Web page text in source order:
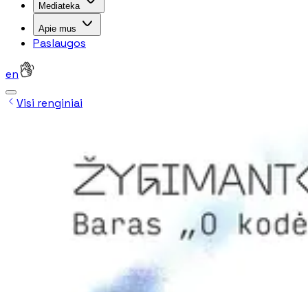
Mediateka
Apie mus
Paslaugos
en
Visi renginiai